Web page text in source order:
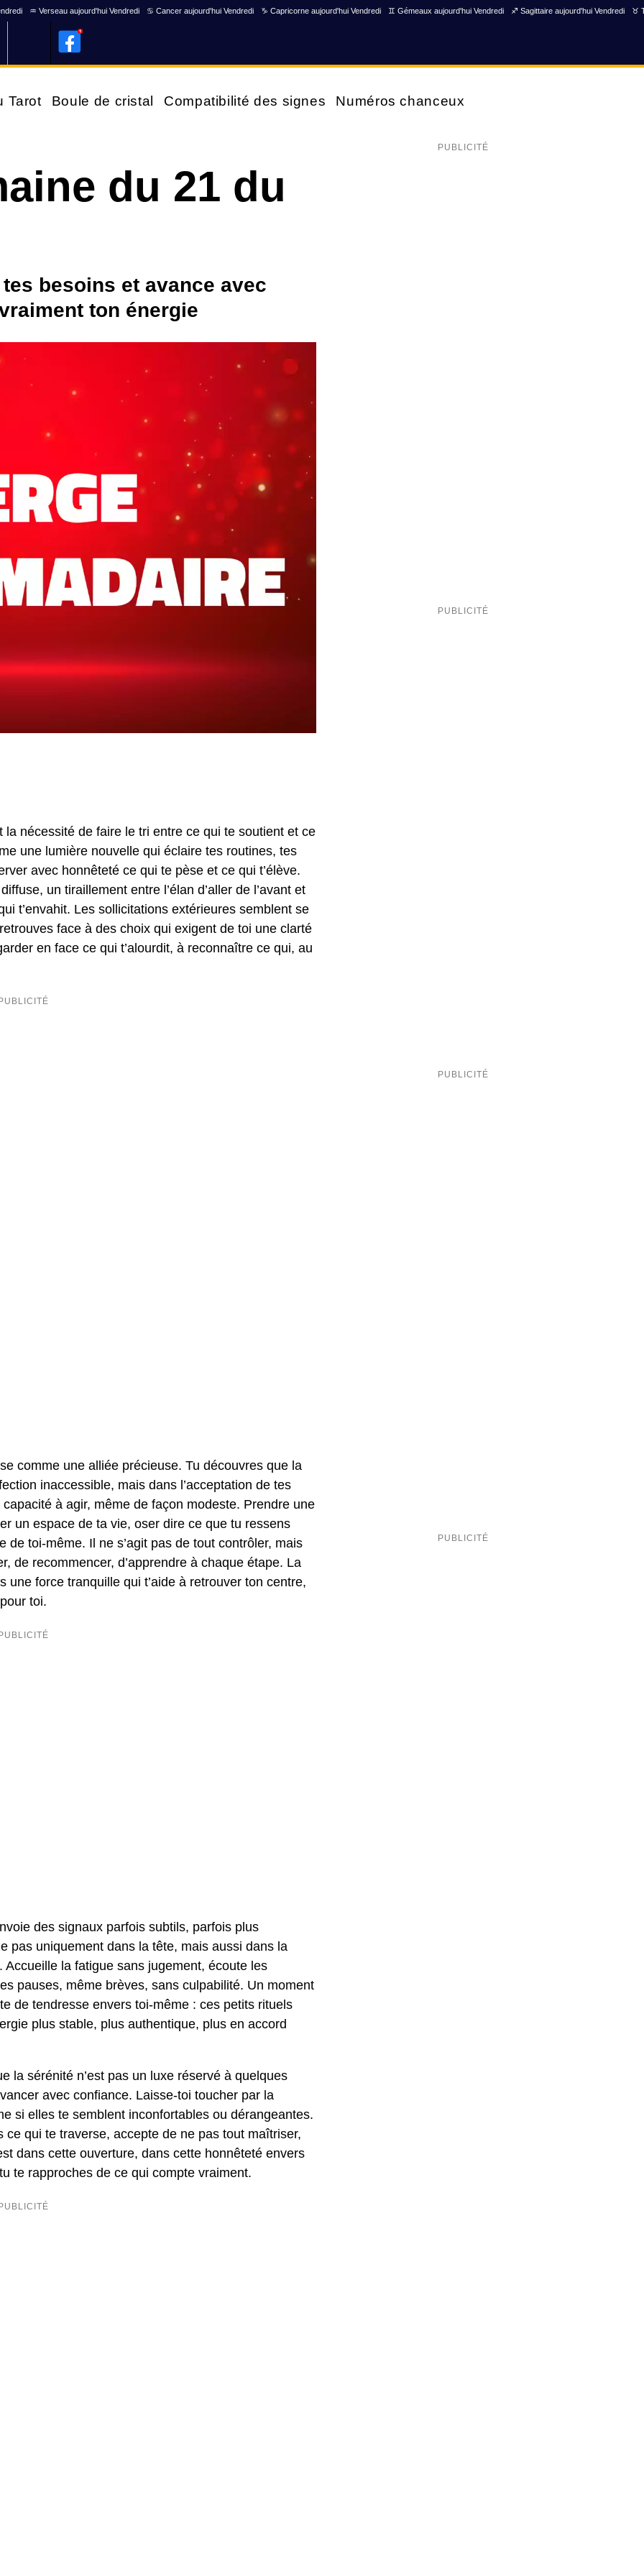
♒ Verseau aujourd'hui Vendredi ♋ Cancer aujourd'hui Vendredi ♑ Capricorne aujourd'hui Vendredi ♊ Gémeaux aujourd'hui Vendredi ♐ Sagittaire aujourd'hui Vendredi ♉
Tarot Boule de cristal Compatibilité des signes Numéros chanceux
du 21 du
besoins et avance avec
ton énergie
nécessité de faire le tri entre ce qui te soutient et ce
une lumière nouvelle qui éclaire tes routines, tes
avec honnêteté ce qui te pèse et ce qui t’élève.
un tiraillement entre l’élan d’aller de l’avant et
t’envahit. Les sollicitations extérieures semblent se
face à des choix qui exigent de toi une clarté
en face ce qui t’alourdit, à reconnaître ce qui, au
comme une alliée précieuse. Tu découvres que la
inaccessible, mais dans l’acceptation de tes
à agir, même de façon modeste. Prendre une
un espace de ta vie, oser dire ce que tu ressens
toi-même. Il ne s’agit pas de tout contrôler, mais
de recommencer, d’apprendre à chaque étape. La
une force tranquille qui t’aide à retrouver ton centre,
toi.
des signaux parfois subtils, parfois plus
pas uniquement dans la tête, mais aussi dans la
la fatigue sans jugement, écoute les
pauses, même brèves, sans culpabilité. Un moment
de tendresse envers toi-même : ces petits rituels
plus stable, plus authentique, plus en accord
la sérénité n’est pas un luxe réservé à quelques
avec confiance. Laisse-toi toucher par la
si elles te semblent inconfortables ou dérangeantes.
qui te traverse, accepte de ne pas tout maîtriser,
dans cette ouverture, dans cette honnêteté envers
te rapproches de ce qui compte vraiment.